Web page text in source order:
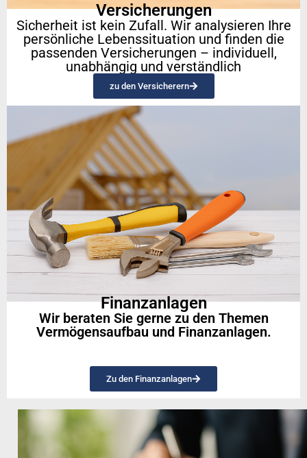
Versicherungen
Sicherheit ist kein Zufall. Wir analysieren Ihre
persönliche Lebenssituation und finden die
passenden Versicherungen – individuell,
unabhängig und verständlich
zu den Versicherern
Finanzanlagen
Wir beraten Sie gerne zu den Themen
Vermögensaufbau und Finanzanlagen.
Zu den Finanzanlagen